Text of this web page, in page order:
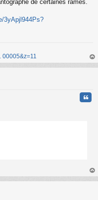
de certaines rames.
3yApjl944Ps?
au
au